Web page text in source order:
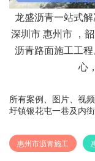
龙盛沥青一站式
深圳市 惠州市 ，
沥青路面施工工
心
所有案例、图片、视频
圩镇银花屯一巷及内
惠州市沥青施工